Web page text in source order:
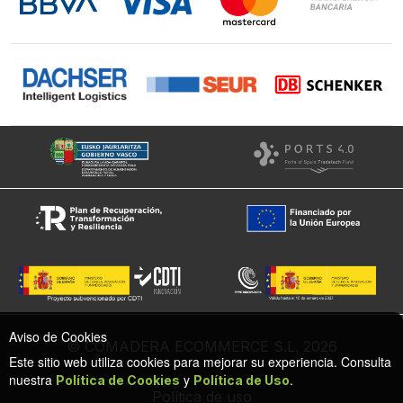
Facebook
© COMADERA ECOMMERCE S.L. 2026
Aviso de Cookies
Este sitio web utiliza cookies para mejorar su experiencia. Consulta
nuestra Política de Cookies y Política de Uso.